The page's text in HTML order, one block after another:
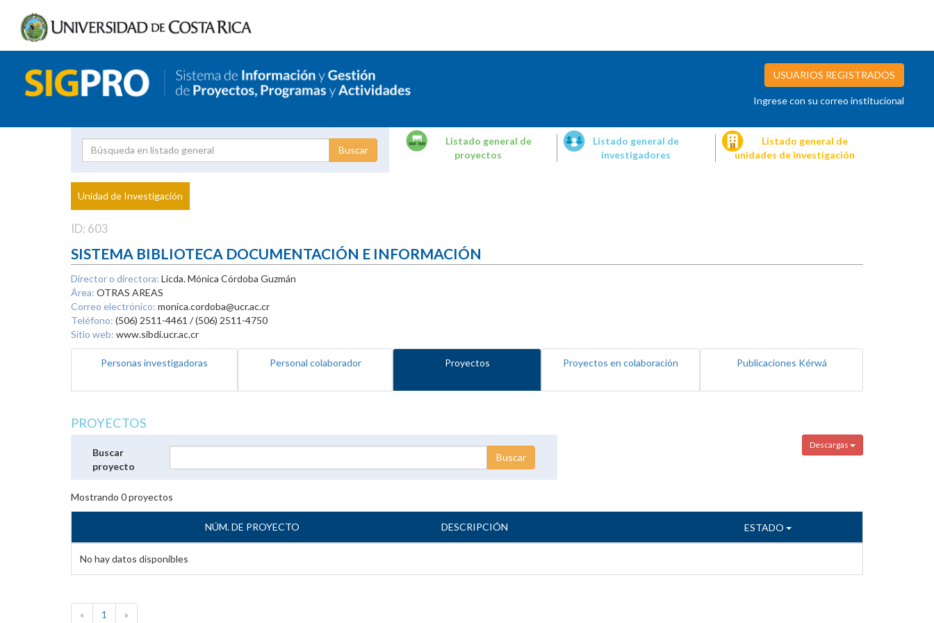
USUARIOS REGISTRADOS
Ingrese con su correo institucional
Proyecto
Investigador
Listado general de
proyectos
Listado general de
investigadores
Listado general de
unidades de investigación
Unidad de Investigación
ID: 603
SISTEMA BIBLIOTECA DOCUMENTACIÓN E INFORMACIÓN
Director o directora: Licda. Mónica Córdoba Guzmán
Área: OTRAS AREAS
Correo electrónico: monica.cordoba@ucr.ac.cr
Teléfono: (506) 2511-4461 / (506) 2511-4750
Sitio web: www.sibdi.ucr.ac.cr
Personas investigadoras Personal colaborador Proyectos Proyectos en colaboración Publicaciones Kérwá
PROYECTOS
Descargas
Buscar
proyecto
Mostrando 0proyectos
NÚM. DE PROYECTO DESCRIPCIÓN ESTADO
No hay datos disponibles
« 1 »